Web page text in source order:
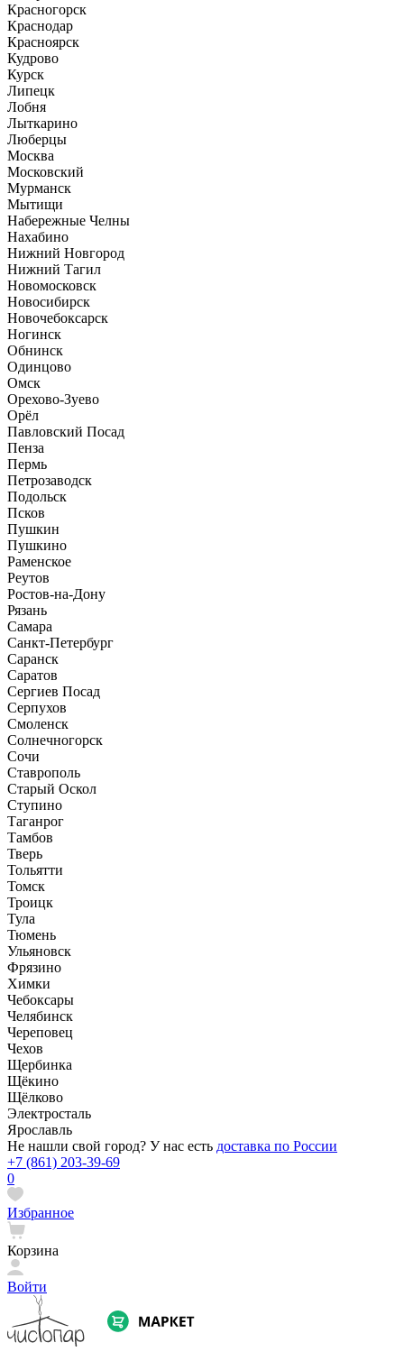
Красногорск
Краснодар
Красноярск
Кудрово
Курск
Липецк
Лобня
Лыткарино
Люберцы
Москва
Московский
Мурманск
Мытищи
Набережные Челны
Нахабино
Нижний Новгород
Нижний Тагил
Новомосковск
Новосибирск
Новочебоксарск
Ногинск
Обнинск
Одинцово
Омск
Орехово-Зуево
Орёл
Павловский Посад
Пенза
Пермь
Петрозаводск
Подольск
Псков
Пушкин
Пушкино
Раменское
Реутов
Ростов-на-Дону
Рязань
Самара
Санкт-Петербург
Саранск
Саратов
Сергиев Посад
Серпухов
Смоленск
Солнечногорск
Сочи
Ставрополь
Старый Оскол
Ступино
Таганрог
Тамбов
Тверь
Тольятти
Томск
Троицк
Тула
Тюмень
Ульяновск
Фрязино
Химки
Чебоксары
Челябинск
Череповец
Чехов
Щербинка
Щёкино
Щёлково
Электросталь
Ярославль
Не нашли свой город? У нас есть доставка по России
+7 (861) 203-39-69
0
Избранное
Корзина
Войти